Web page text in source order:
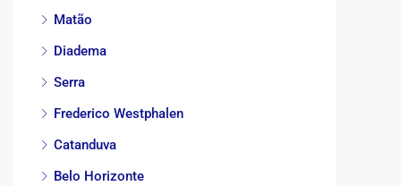
Matão
Diadema
Serra
Frederico Westphalen
Catanduva
Belo Horizonte